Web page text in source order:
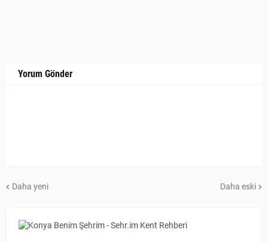
Yorum Gönder
Daha yeni Daha eski